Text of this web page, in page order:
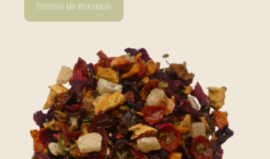
Toevoegen aan winkelwagen